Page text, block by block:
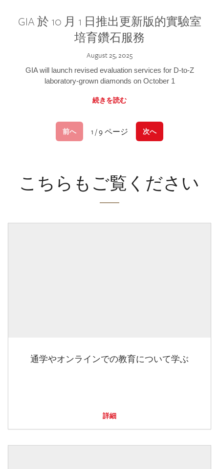
GIA 於 10 月 1 日推出更新版的實驗室
培育鑽石服務
August 25, 2025
GIA will launch revised evaluation services for D-to-Z
laboratory-grown diamonds on October 1
続きを読む
前へ 1 / 9 ページ 次へ
こちらもご覧ください
通学やオンラインでの教育について学ぶ
詳細